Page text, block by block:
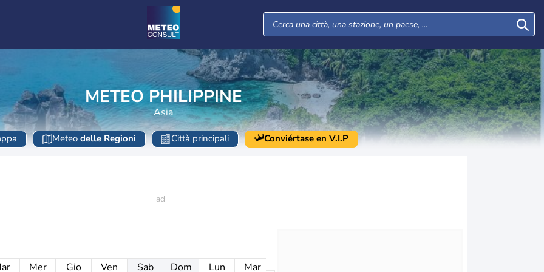
METEO PHILIPPINE
Asia
Meteo delle Regioni Città principali Conviértase en V.I.P
Mer
Gio
Ven
Sab
Dom
Lun
Mar